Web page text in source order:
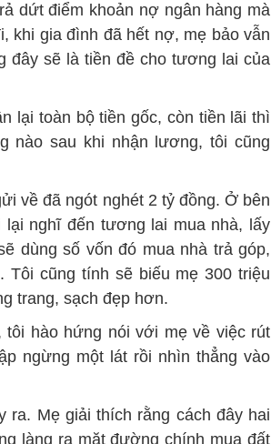
dứt điểm khoản nợ ngân hàng mà
khi gia đình đã hết nợ, mẹ bảo vẫn
đây sẽ là tiền đề cho tương lai của
lại toàn bộ tiền gốc, còn tiền lãi thì
nào sau khi nhận lương, tôi cũng
về đã ngót nghét 2 tỷ đồng. Ở bên
lại nghĩ đến tương lai mua nhà, lấy
dùng số vốn đó mua nhà trả góp,
Tôi cũng tính sẽ biếu mẹ 300 triệu
trang, sạch đẹp hơn.
hào hứng nói với mẹ về việc rút
ngừng một lát rồi nhìn thẳng vào
ra. Mẹ giải thích rằng cách đây hai
làng ra mặt đường chính mua đất